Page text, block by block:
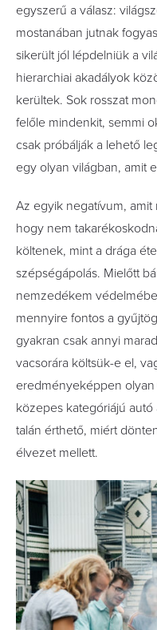
egyszerű a válasz:
mostanában jutnak
sikerült jól lépdelniük a
hierarchiai akadályok
kerültek. Sok rosszat
felőle mindenkit, semmi
csak próbálják a lehető
egy olyan világban, amit
Az egyik negatívum, amit
hogy nem
költenek, mint a drága
szépségápolás. Mielőtt
nemzedékem
mennyire fontos a
gyakran csak annyi
vacsorára költsük-e el,
eredményeképpen
közepes kategóriájú autó
talán érthető, miért
élvezet mellett.